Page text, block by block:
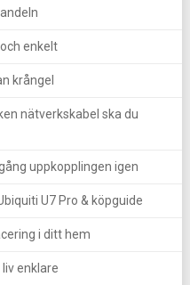
enkelt
krångel
nätverkskabel ska du
uppkopplingen igen
U7 Pro & köpguide
i ditt hem
enklare